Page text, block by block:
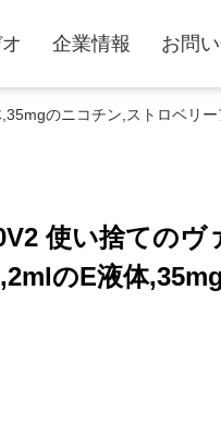
企業情報 お問
のニコチン,ストロベリー
使い捨てのヴ
のE液体